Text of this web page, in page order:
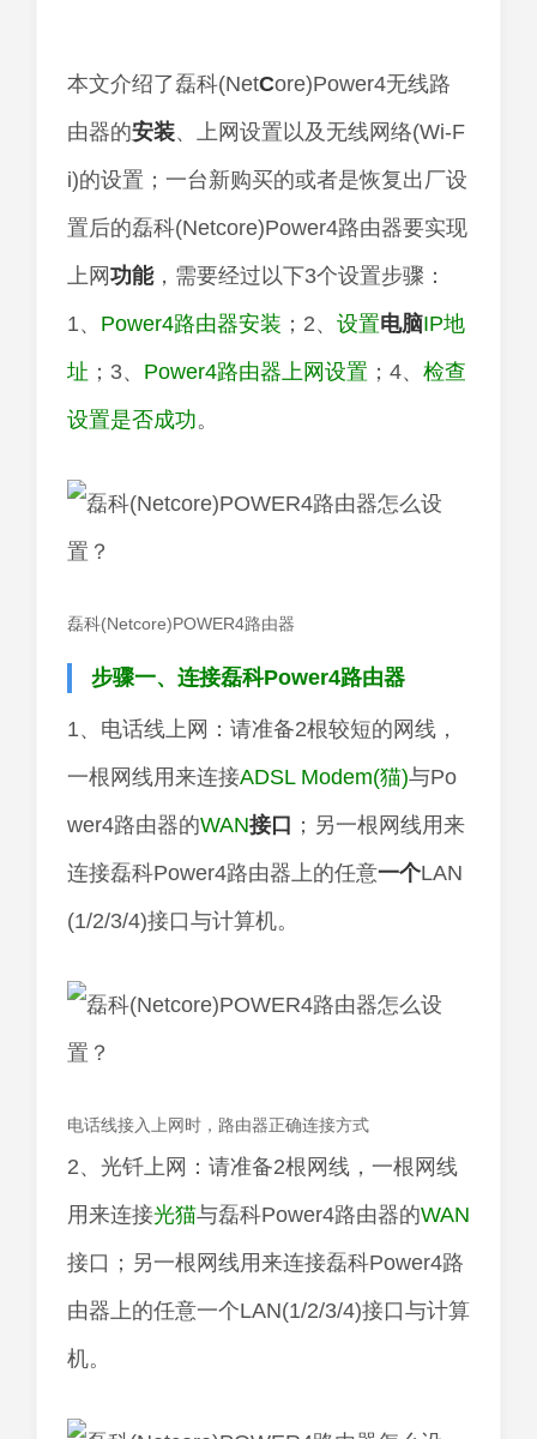
本文介绍了磊科(NetCore)Power4无线路
由器的安装、上网设置以及无线网络(Wi-F
i)的设置；一台新购买的或者是恢复出厂设
置后的磊科(Netcore)Power4路由器要实现
上网 功能，需要经过以下3个设置步骤：
1、 Power4路由器安装 ；2、 设置电脑IP地
址 ；3、 Power4路由器上网设置 ；4、 检查
设置是否成功。
磊科(Netcore)POWER4路由器
步骤一、连接磊科Power4路由器
1、电话线上网：请准备2根较短的网线，
一根网线用来连接ADSL Modem(猫)与Po
wer4路由器的WAN接口 ；另一根网线用来
连接磊科Power4路由器上的任意一个LAN
(1/2/3/4)接口与计算机。
电话线接入上网时，路由器正确连接方式
2、光钎上网：请准备2根网线，一根网线
用来连接光猫与磊科Power4路由器的WAN
接口；另一根网线用来连接磊科Power4路
由器上的任意一个LAN(1/2/3/4)接口与计算
机。